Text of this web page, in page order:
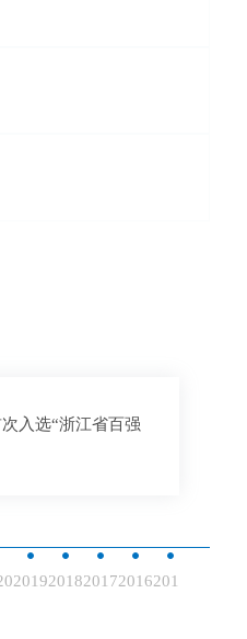
入选“浙江省百强
20192018201720162015